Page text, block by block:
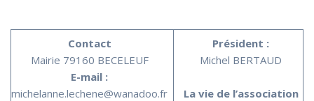
Contact
Mairie 79160 BECELEUF
E-mail :
michelanne.lechene@wanadoo.fr
Président :
Michel BERTAUD
La vie de l’association